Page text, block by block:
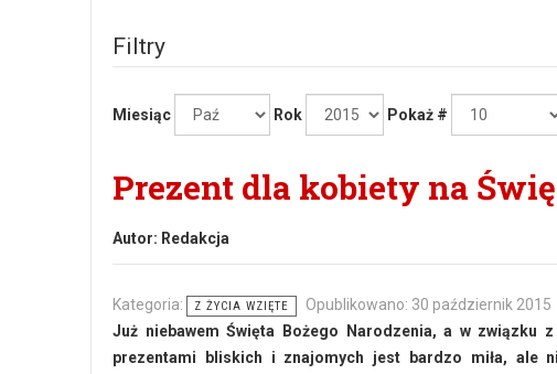
Filtry
Miesiąc Rok Pokaż #
Prezent dla kobiety na
Autor: Redakcja
Kategoria: Z ŻYCIA WZIĘTE
Opublikowano: 30 październik 2015
Już niebawem Święta Bożego Narodzenia, a w związku
prezentami bliskich i znajomych jest bardzo miła, ale